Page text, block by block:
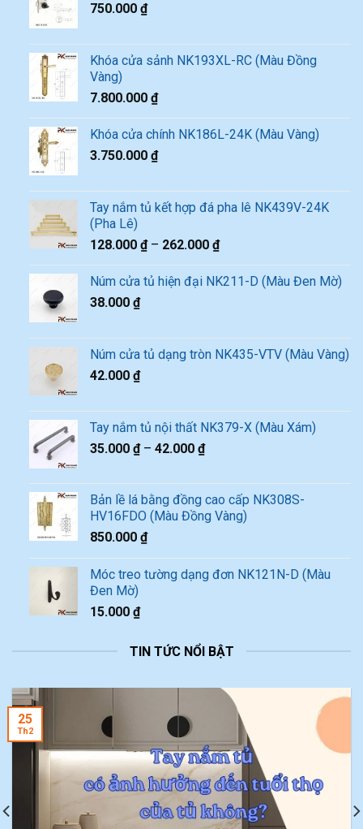
750.000 ₫
Khóa cửa sảnh NK193XL-RC (Màu Đồng
Vàng)
7.800.000 ₫
Khóa cửa chính NK186L-24K (Màu Vàng)
3.750.000 ₫
Tay nắm tủ kết hợp đá pha lê NK439V-24K
(Pha Lê)
128.000 ₫– 262.000 ₫
Núm cửa tủ hiện đại NK211-D (Màu Đen Mờ)
38.000 ₫
Núm cửa tủ dạng tròn NK435-VTV (Màu Vàng)
42.000 ₫
Tay nắm tủ nội thất NK379-X (Màu Xám)
35.000 ₫– 42.000 ₫
Bản lề lá bằng đồng cao cấp NK308S-
HV16FDO (Màu Đồng Vàng)
850.000 ₫
Móc treo tường dạng đơn NK121N-D (Màu
Đen Mờ)
15.000 ₫
TIN TỨC NỔI BẬT
25
Th2